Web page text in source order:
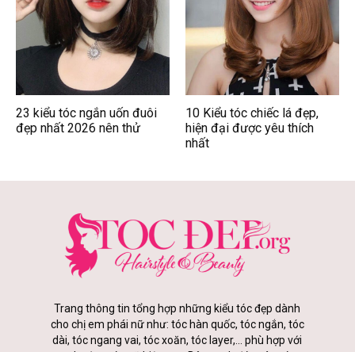
23 kiểu tóc ngắn uốn đuôi
đẹp nhất 2026 nên thử
10 Kiểu tóc chiếc lá đẹp,
hiện đại được yêu thích
nhất
Trang thông tin tổng hợp những kiểu tóc đẹp dành
cho chị em phái nữ như: tóc hàn quốc, tóc ngắn, tóc
dài, tóc ngang vai, tóc xoăn, tóc layer,... phù hợp với